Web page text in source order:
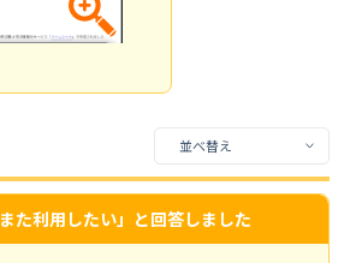
また利用したい」と回答しました